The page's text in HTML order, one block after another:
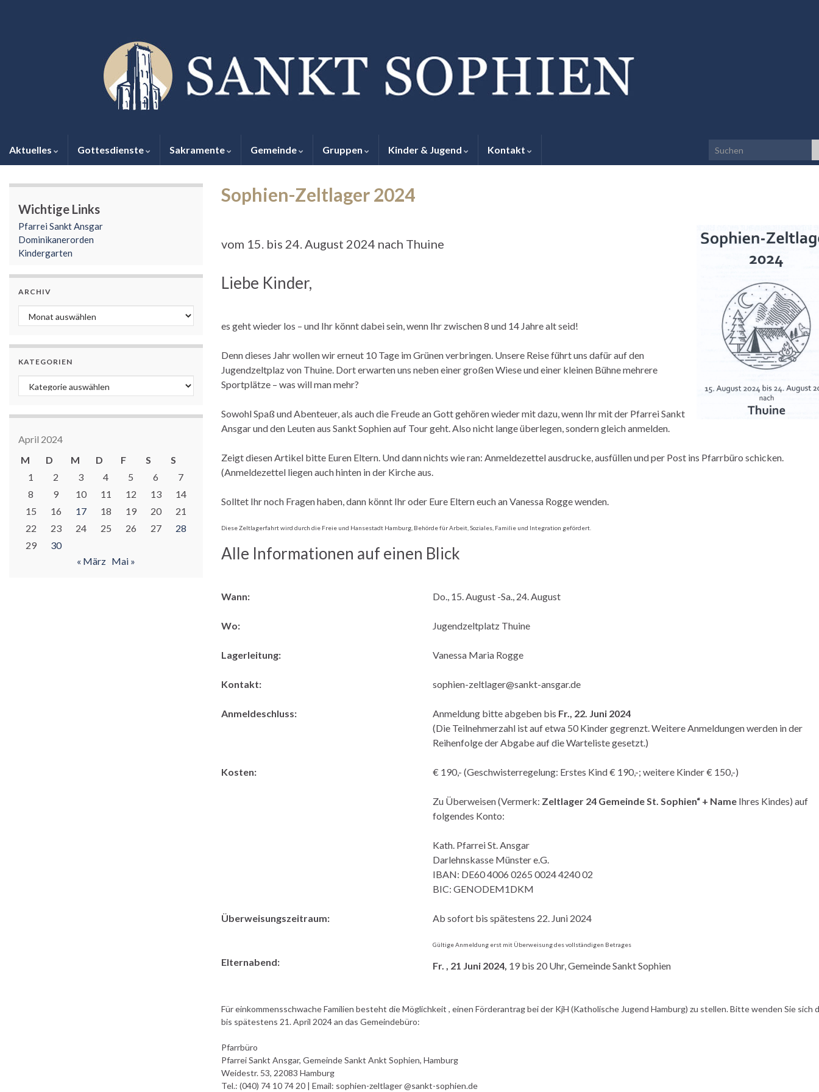
Aktuelles Gottesdienste Sakramente Gemeinde Gruppen Kinder & Jugend Kontakt Search for:
Sophien-Zeltlager 2024
vom 15. bis 24. August 2024 nach Thuine
Liebe Kinder,
es geht wieder los – und Ihr könnt dabei sein, wenn Ihr zwischen 8 und 14 Jahre alt seid!
Denn dieses Jahr wollen wir erneut 10 Tage im Grünen verbringen. Unsere Reise führt uns dafür auf den
Jugendzeltplaz von Thuine. Dort erwarten uns neben einer großen Wiese und einer kleinen Bühne mehrere
Sportplätze – was will man mehr?
Sowohl Spaß und Abenteuer, als auch die Freude an Gott gehören wieder mit dazu, wenn Ihr mit der Pfarrei Sankt
Ansgar und den Leuten aus Sankt Sophien auf Tour geht. Also nicht lange überlegen, sondern gleich anmelden.
Zeigt diesen Artikel bitte Euren Eltern. Und dann nichts wie ran: Anmeldezettel ausdrucke, ausfüllen und per Post ins Pfarrbüro schicken.
(Anmeldezettel liegen auch hinten in der Kirche aus.
Solltet Ihr noch Fragen haben, dann könnt Ihr oder Eure Eltern euch an Vanessa Rogge wenden.
Diese Zeltlagerfahrt wird durch die Freie und Hansestadt Hamburg, Behörde für Arbeit, Soziales, Familie und Integration gefördert.
Alle Informationen auf einen Blick
Wann:
Wo:
Lagerleitung:
Kontakt:
Anmeldeschluss:
Kosten:
Überweisungszeitraum:
Elternabend:
Do., 15. August -Sa., 24. August
Jugendzeltplatz Thuine
Vanessa Maria Rogge
sophien-zeltlager@sankt-ansgar.de
Anmeldung bitte abgeben bis Fr., 22. Juni 2024
(Die Teilnehmerzahl ist auf etwa 50 Kinder gegrenzt. Weitere Anmeldungen werden in der
Reihenfolge der Abgabe auf die Warteliste gesetzt.)
€ 190,- (Geschwisterregelung: Erstes Kind € 190,-; weitere Kinder € 150,-)
Zu Überweisen (Vermerk: Zeltlager 24 Gemeinde St. Sophien“ + Name Ihres Kindes) auf
folgendes Konto:
Kath. Pfarrei St. Ansgar
Darlehnskasse Münster e.G.
IBAN: DE60 4006 0265 0024 4240 02
BIC: GENODEM1DKM
Ab sofort bis spätestens 22. Juni 2024
Gültige Anmeldung erst mit Überweisung des vollständigen Betrages
Fr. , 21 Juni 2024, 19 bis 20 Uhr, Gemeinde Sankt Sophien
Für einkommensschwache Familien besteht die Möglichkeit , einen Förderantrag bei der KjH (Katholische Jugend Hamburg) zu stellen. Bitte wenden Sie sich
bis spätestens 21. April 2024 an das Gemeindebüro:
Pfarrbüro
Pfarrei Sankt Ansgar, Gemeinde Sankt Ankt Sophien, Hamburg
Weidestr. 53, 22083 Hamburg
Tel.: (040) 74 10 74 20 | Email: sophien-zeltlager @sankt-sophien.de
Wichtige Links
Pfarrei Sankt Ansgar
Dominikanerorden
Kindergarten
ARCHIV
Archiv
KATEGORIEN
Kategorien
April 2024
M
D M D F S
S
1
2 3 4 5 6
7
8
9 10 11 12 13
14
15
16 17 18 19 20
21
22
23 24 25 26 27
28
29
30
« März Mai »